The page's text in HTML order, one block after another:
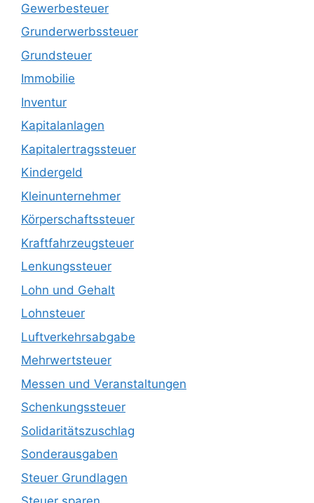
Gewerbesteuer
Grunderwerbssteuer
Grundsteuer
Immobilie
Inventur
Kapitalanlagen
Kapitalertragssteuer
Kindergeld
Kleinunternehmer
Körperschaftssteuer
Kraftfahrzeugsteuer
Lenkungssteuer
Lohn und Gehalt
Lohnsteuer
Luftverkehrsabgabe
Mehrwertsteuer
Messen und Veranstaltungen
Schenkungssteuer
Solidaritätszuschlag
Sonderausgaben
Steuer Grundlagen